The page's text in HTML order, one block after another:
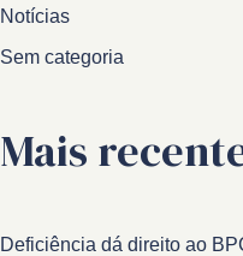
Notícias
Sem categoria
Mais
Deficiência dá direito ao